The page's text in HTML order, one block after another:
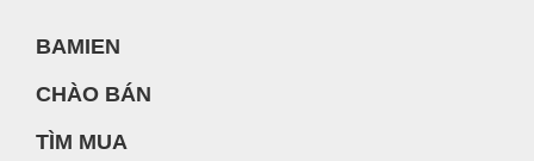
BAMIEN
CHÀO BÁN
TÌM MUA